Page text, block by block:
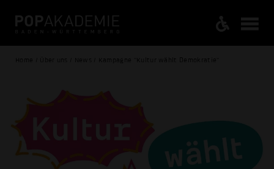
Home / Über uns / News / Kampagne "Kultur wählt Demokratie"